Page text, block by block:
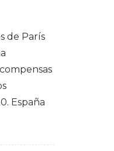
de París
España